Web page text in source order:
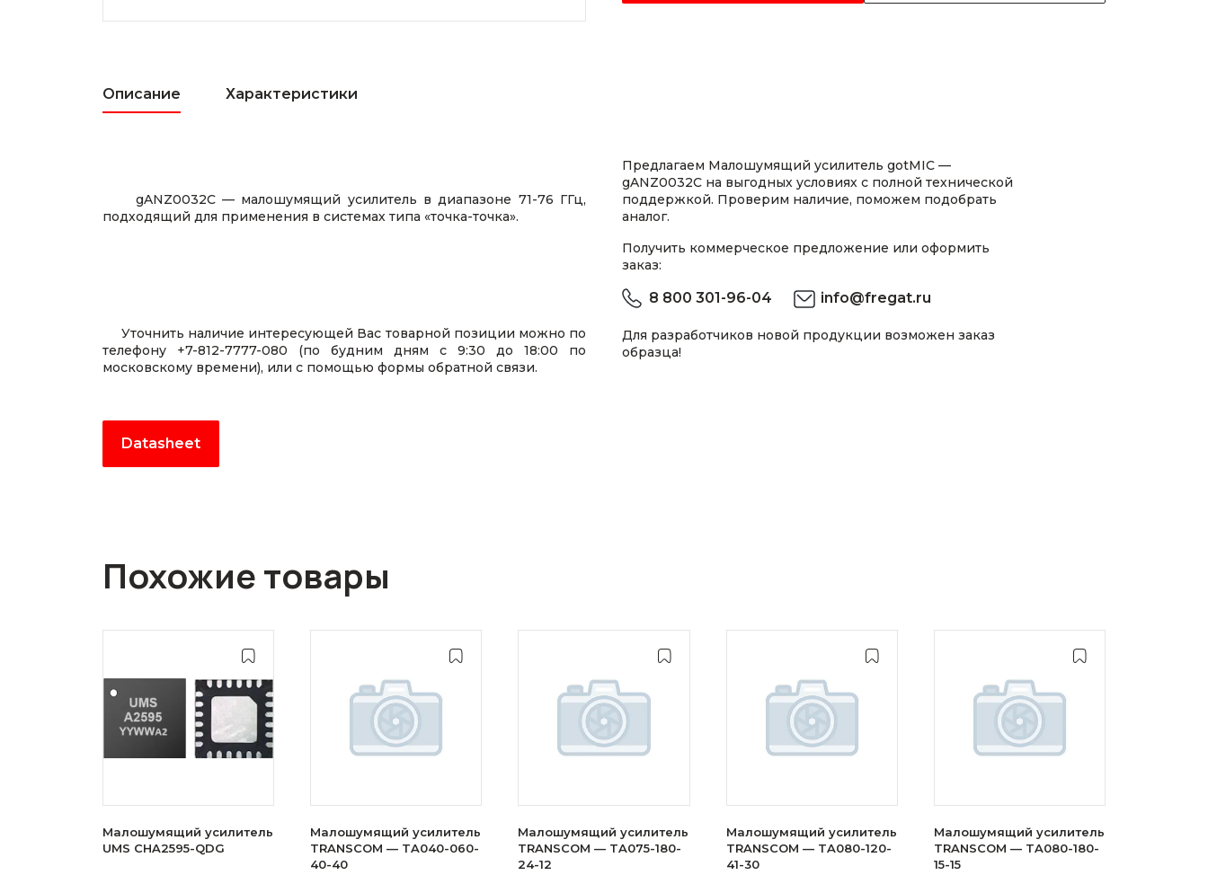
Описание Характеристики
gANZ0032C — малошумящий усилитель в диапазоне 71-76 ГГц,
подходящий для применения в системах типа «точка-точка».
Уточнить наличие интересующей Вас товарной позиции можно по
телефону +7-812-7777-080 (по будним дням с 9:30 до 18:00 по
московскому времени), или с помощью формы обратной связи.
Datasheet
Предлагаем Малошумящий усилитель gotMIC —
gANZ0032C на выгодных условиях с полной технической
поддержкой. Проверим наличие, поможем подобрать
аналог.
Получить коммерческое предложение или оформить
заказ:
8 800 301-96-04 info@fregat.ru
Для разработчиков новой продукции возможен заказ
образца!
Похожие товары
Малошумящий усилитель
UMS CHA2595-QDG
Малошумящий усилитель
TRANSCOM — TA040-060-
40-40
Малошумящий усилитель
TRANSCOM — TA075-180-
24-12
Малошумящий усилитель
TRANSCOM — TA080-120-
41-30
Малошумящий усилитель
TRANSCOM — TA080-180-
15-15